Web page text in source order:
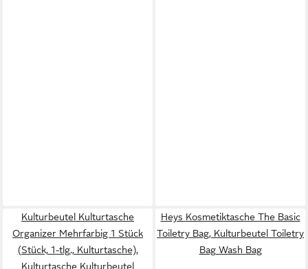
Kulturbeutel Kulturtasche
Organizer Mehrfarbig 1 Stück
(Stück, 1-tlg., Kulturtasche),
Kulturtasche Kulturbeutel
Heys Kosmetiktasche The Basic
Toiletry Bag, Kulturbeutel Toiletry
Bag Wash Bag